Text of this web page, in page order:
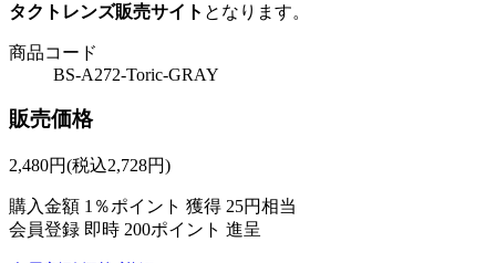
タクトレンズ販売サイト となります。
商品コード
BS-A272-Toric-GRAY
販売価格
2,480円(税込2,728円)
購入金額 1％ポイント 獲得 25円相当
会員登録 即時 200ポイント 進呈